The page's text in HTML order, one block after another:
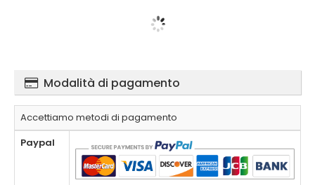
Modalità di pagamento
Accettiamo metodi di pagamento
Paypal